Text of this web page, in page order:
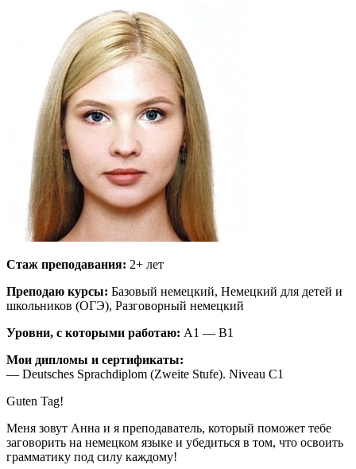
Стаж преподавания: 2+ лет
Преподаю курсы: Базовый немецкий, Немецкий для детей и
школьников (ОГЭ), Разговорный немецкий
Уровни, с которыми работаю: A1 — B1
Мои дипломы и сертификаты:
— Deutsches Sprachdiplom (Zweite Stufe). Niveau C1
Guten Tag!
Меня зовут Анна и я преподаватель, который поможет тебе
заговорить на немецком языке и убедиться в том, что освоить
грамматику под силу каждому!